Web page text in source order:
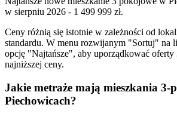
w sierpniu 2026 - 1 499 999 zł.
Ceny różnią się istotnie w zależności od
standardu. W menu rozwijanym "Sortuj" na
opcję "Najtańsze", aby uporządkować oferty
najniższej ceny.
Jakie metraże mają mieszkania 3-
Piechowicach?